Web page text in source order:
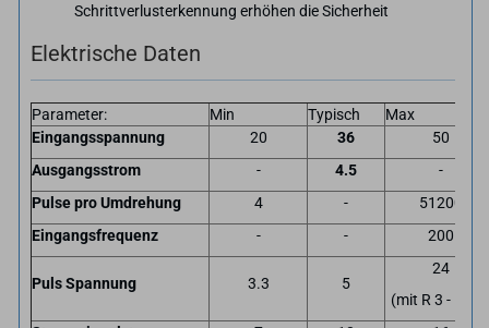
Schrittverlusterkennung erhöhen die Sicherheit
Elektrische Daten
Parameter: Min Typisch
Max
Eingangsspannung
20 36
50
Ausgangsstrom
- 4.5
-
Pulse pro Umdrehung
4 -
51200
Eingangsfrequenz
- - 200
Puls Spannung 3.3 5
24
(mit R 3 - 5